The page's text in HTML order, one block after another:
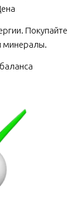
Покупайте
минералы.